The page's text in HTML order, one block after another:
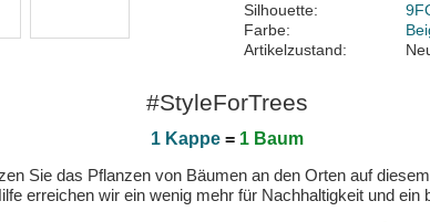
Silhouette:
Farbe:
Artikelzustand:
#StyleForTrees
1 Kappe = 1 Baum
Sie das Pflanzen von Bäumen an den Orten auf
erreichen wir ein wenig mehr für Nachhaltigkeit und ein